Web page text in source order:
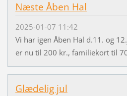
Næste Åben Hal
2025-01-07 11:42
Vi har igen Åben Hal d.11. og
er nu til 200 kr., familiekort til
Glædelig jul